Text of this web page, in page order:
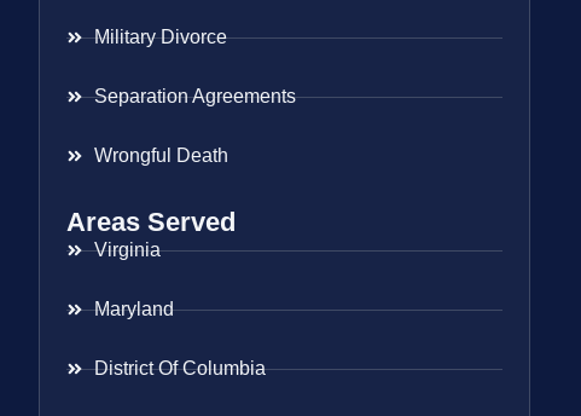
Military Divorce
Separation Agreements
Wrongful Death
Areas Served
Virginia
Maryland
District Of Columbia